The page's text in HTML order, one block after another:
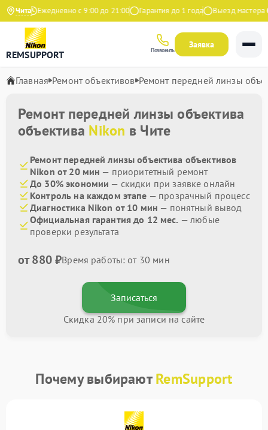
ЧитаЕжедневно с 9:00 до 21:00 Гарантия до 1 года Выезд мастера
REMSUPPORT Позвонить
Заявка
Главная Ремонт объективов Ремонт передней линзы
Ремонт передней линзы объектива
объектива Nikon в Чите
Ремонт передней линзы объектива объективов
Nikon от 20 мин — приоритетный ремонт
До 30% экономии — скидки при заявке онлайн
Контроль на каждом этапе — прозрачный процесс
Диагностика Nikon от 10 мин — понятный вывод
Официальная гарантия до 12 мес. — любые
проверки результата
от 880 ₽Время работы: от 30 мин
Записаться
Скидка 20% при записи на сайте
Почему выбираютRemSupport